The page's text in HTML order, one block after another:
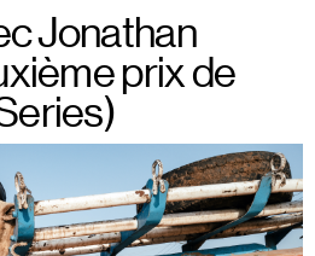
Du 28 au 31 mai 2026 à
Bruxelles
Jonathan
prix de